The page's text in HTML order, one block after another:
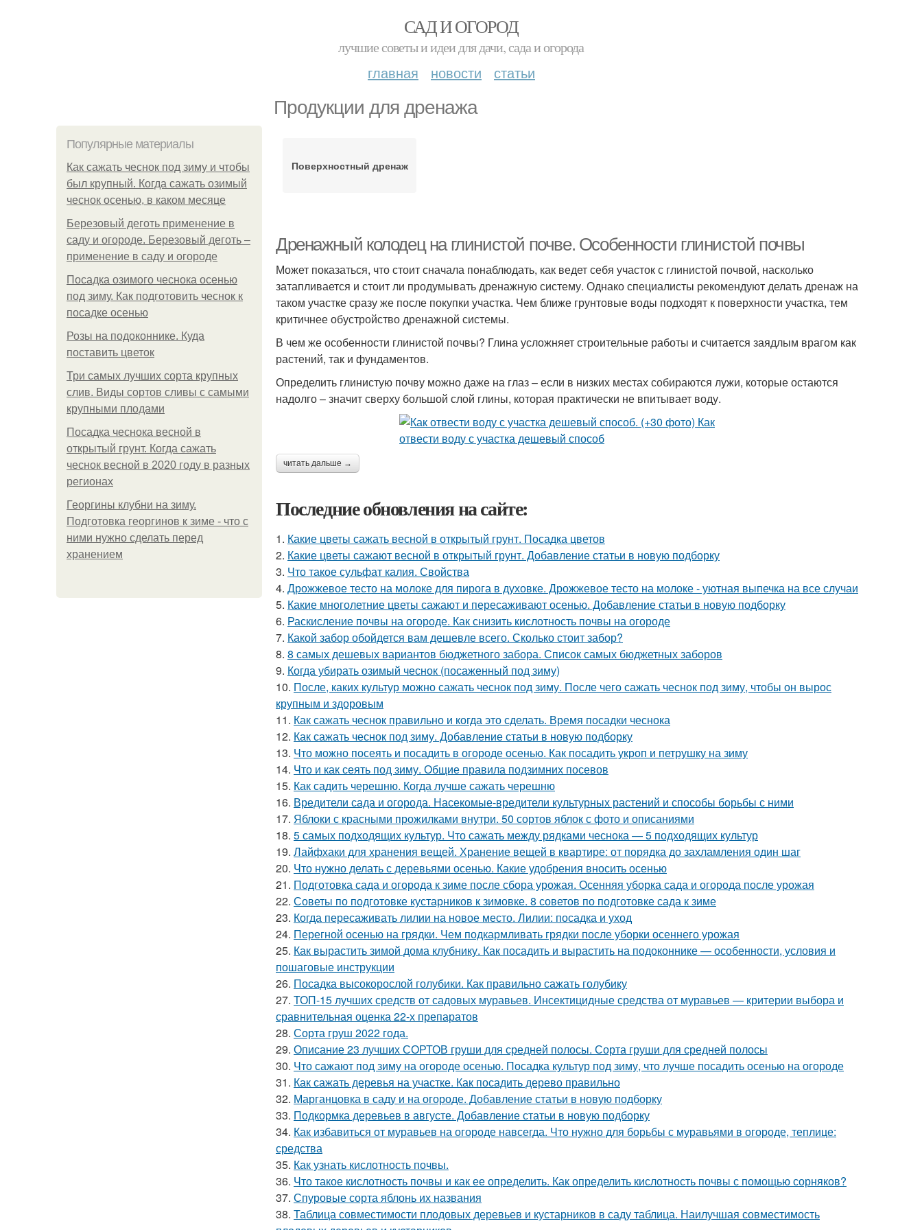
САД И ОГОРОД
лучшие советы и идеи для дачи, сада и огорода
главная новости статьи
Продукции для дренажа
Популярные материалы
Как сажать чеснок под зиму и чтобы
был крупный. Когда сажать озимый
чеснок осенью, в каком месяце
Березовый деготь применение в
саду и огороде. Березовый деготь –
применение в саду и огороде
Посадка озимого чеснока осенью
под зиму. Как подготовить чеснок к
посадке осенью
Розы на подоконнике. Куда
поставить цветок
Три самых лучших сорта крупных
слив. Виды сортов сливы с самыми
крупными плодами
Посадка чеснока весной в
открытый грунт. Когда сажать
чеснок весной в 2020 году в разных
регионах
Георгины клубни на зиму.
Подготовка георгинов к зиме - что с
ними нужно сделать перед
хранением
Поверхностный дренаж
Дренажный колодец на глинистой почве. Особенности глинистой почвы
Может показаться, что стоит сначала понаблюдать, как ведет себя участок с глинистой почвой, насколько
затапливается и стоит ли продумывать дренажную систему. Однако специалисты рекомендуют делать дренаж на
таком участке сразу же после покупки участка. Чем ближе грунтовые воды подходят к поверхности участка, тем
критичнее обустройство дренажной системы.
В чем же особенности глинистой почвы? Глина усложняет строительные работы и считается заядлым врагом как
растений, так и фундаментов.
Определить глинистую почву можно даже на глаз – если в низких местах собираются лужи, которые остаются
надолго – значит сверху большой слой глины, которая практически не впитывает воду.
читать дальше →
Последние обновления на сайте:
1. Какие цветы сажать весной в открытый грунт. Посадка цветов
2. Какие цветы сажают весной в открытый грунт. Добавление статьи в новую подборку
3. Что такое сульфат калия. Свойства
4. Дрожжевое тесто на молоке для пирога в духовке. Дрожжевое тесто на молоке - уютная выпечка на все случаи
5. Какие многолетние цветы сажают и пересаживают осенью. Добавление статьи в новую подборку
6. Раскисление почвы на огороде. Как снизить кислотность почвы на огороде
7. Какой забор обойдется вам дешевле всего. Сколько стоит забор?
8. 8 самых дешевых вариантов бюджетного забора. Список самых бюджетных заборов
9. Когда убирать озимый чеснок (посаженный под зиму)
10. После, каких культур можно сажать чеснок под зиму. После чего сажать чеснок под зиму, чтобы он вырос
крупным и здоровым
11. Как сажать чеснок правильно и когда это сделать. Время посадки чеснока
12. Как сажать чеснок под зиму. Добавление статьи в новую подборку
13. Что можно посеять и посадить в огороде осенью. Как посадить укроп и петрушку на зиму
14. Что и как сеять под зиму. Общие правила подзимних посевов
15. Как садить черешню. Когда лучше сажать черешню
16. Вредители сада и огорода. Насекомые-вредители культурных растений и способы борьбы с ними
17. Яблоки с красными прожилками внутри. 50 сортов яблок с фото и описаниями
18. 5 самых подходящих культур. Что сажать между рядками чеснока — 5 подходящих культур
19. Лайфхаки для хранения вещей. Хранение вещей в квартире: от порядка до захламления один шаг
20. Что нужно делать с деревьями осенью. Какие удобрения вносить осенью
21. Подготовка сада и огорода к зиме после сбора урожая. Осенняя уборка сада и огорода после урожая
22. Советы по подготовке кустарников к зимовке. 8 советов по подготовке сада к зиме
23. Когда пересаживать лилии на новое место. Лилии: посадка и уход
24. Перегной осенью на грядки. Чем подкармливать грядки после уборки осеннего урожая
25. Как вырастить зимой дома клубнику. Как посадить и вырастить на подоконнике — особенности, условия и
пошаговые инструкции
26. Посадка высокорослой голубики. Как правильно сажать голубику
27. ТОП-15 лучших средств от садовых муравьев. Инсектицидные средства от муравьев — критерии выбора и
сравнительная оценка 22-х препаратов
28. Сорта груш 2022 года.
29. Описание 23 лучших СОРТОВ груши для средней полосы. Сорта груши для средней полосы
30. Что сажают под зиму на огороде осенью. Посадка культур под зиму, что лучше посадить осенью на огороде
31. Как сажать деревья на участке. Как посадить дерево правильно
32. Марганцовка в саду и на огороде. Добавление статьи в новую подборку
33. Подкормка деревьев в августе. Добавление статьи в новую подборку
34. Как избавиться от муравьев на огороде навсегда. Что нужно для борьбы с муравьями в огороде, теплице:
средства
35. Как узнать кислотность почвы.
36. Что такое кислотность почвы и как ее определить. Как определить кислотность почвы с помощью сорняков?
37. Спуровые сорта яблонь их названия
38. Таблица совместимости плодовых деревьев и кустарников в саду таблица. Наилучшая совместимость